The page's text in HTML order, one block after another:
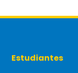
Estudiantes